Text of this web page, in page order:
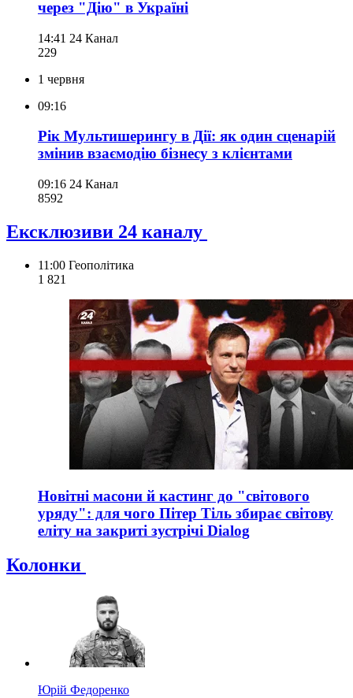
через "Дію" в Україні
14:41 24 Канал
229
1 червня
09:16
Рік Мультишерингу в Дії: як один сценарій
змінив взаємодію бізнесу з клієнтами
09:16 24 Канал
8592
Ексклюзиви 24 каналу
11:00 Геополітика
1 821
Новітні масони й кастинг до "світового
уряду": для чого Пітер Тіль збирає світову
еліту на закриті зустрічі Dialog
Колонки
Юрій Федоренко